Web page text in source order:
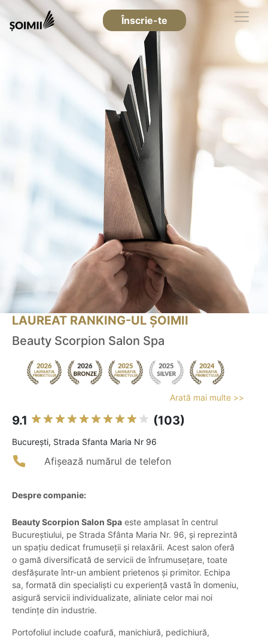
Înscrie-te
LAUREAT RANKING-UL ȘOIMII
Beauty Scorpion Salon Spa
Arată mai multe >>
9.1 (103)
Bucureşti, Strada Sfanta Maria Nr 96
Afișează numărul de telefon
Despre companie:
Beauty Scorpion Salon Spa este amplasat în centrul
Bucureștiului, pe Strada Sfânta Maria Nr. 96, și reprezintă
un spațiu dedicat frumuseții și relaxării. Acest salon oferă
o gamă diversificată de servicii de înfrumusețare, toate
desfășurate într-un ambient prietenos și primitor. Echipa
sa, formată din specialiști cu experiență vastă în domeniu,
asigură servicii individualizate, aliniate celor mai noi
tendințe din industrie.
Portofoliul include coafură, manichiură, pedichiură,